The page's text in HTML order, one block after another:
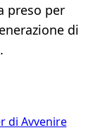
preso per
di
di Avvenire